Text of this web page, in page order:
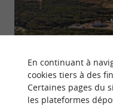
Les phares de la
En continuant à
cookies tiers à des
Certaines pages du
les plateformes